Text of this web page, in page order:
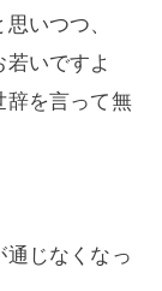
いつつ、
いですよ
辞を言って無
じなくなっ